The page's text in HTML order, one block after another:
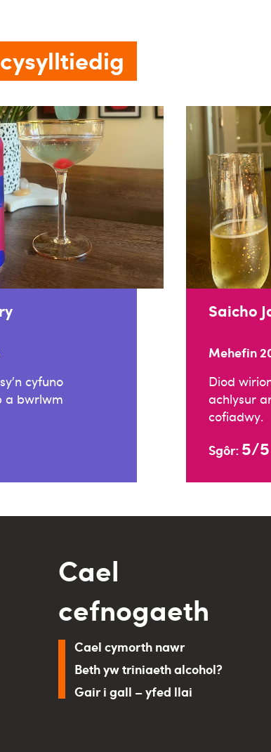
cyfuno
a bwrlwm
Saicho
Mehefin
Diod
achlysur
cofiadwy.
Sgôr: 5/5
Cael
cefnogaeth
Cael cymorth nawr
Beth yw triniaeth alcohol?
Gair i gall – yfed llai